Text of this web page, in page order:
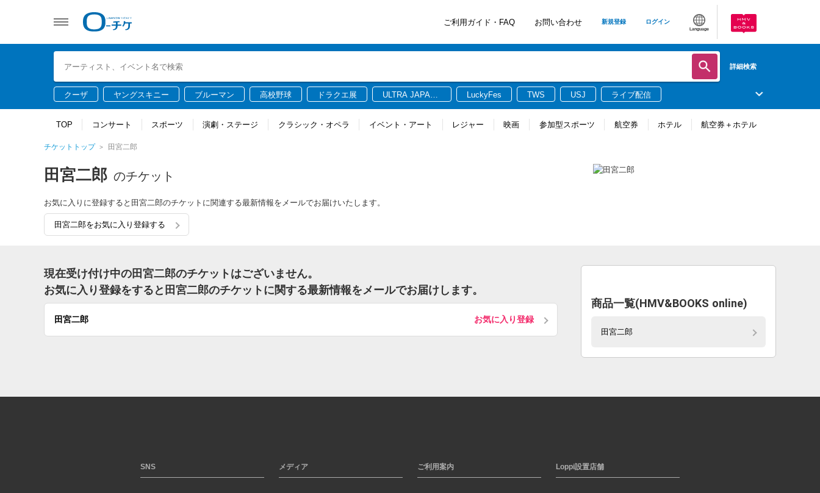
ご利用ガイド・FAQ お問い合わせ 新規登録 ログイン
Language
詳細検索
クーザ ヤングスキニー ブルーマン 高校野球 ドラクエ展
ULTRA JAPAN
LuckyFes TWS USJ ライブ配信
TOP コンサート スポーツ 演劇・ステージ クラシック・オペラ イベント・アート レジャー 映画 参加型スポーツ 航空券 ホテル 航空券＋ホテル
チケットトップ 田宮二郎
田宮二郎 のチケット
お気に入りに登録すると田宮二郎のチケットに関連する最新情報をメールでお届けいたします。
田宮二郎をお気に入り登録する
現在受け付け中の田宮二郎のチケットはございません。
お気に入り登録をすると田宮二郎のチケットに関する最新情報をメールでお届けします。
田宮二郎 お気に入り登録
商品一覧(HMV&BOOKS online)
田宮二郎
SNS メディア ご利用案内 Loppi設置店舗